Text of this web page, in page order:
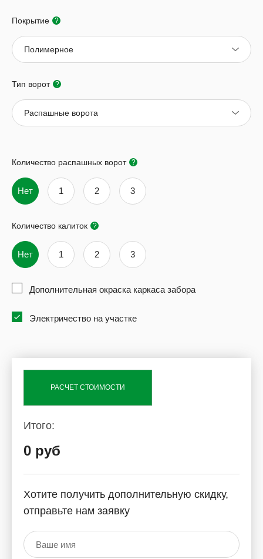
Покрытие ?
Полимерное
Тип ворот ?
Распашные ворота
Количество распашных ворот ?
Нет 1 2 3
Количество калиток ?
Нет 1 2 3
Дополнительная окраска каркаса забора
Электричество на участке
РАСЧЕТ СТОИМОСТИ
Итого:
0 руб
Хотите получить дополнительную скидку,
отправьте нам заявку